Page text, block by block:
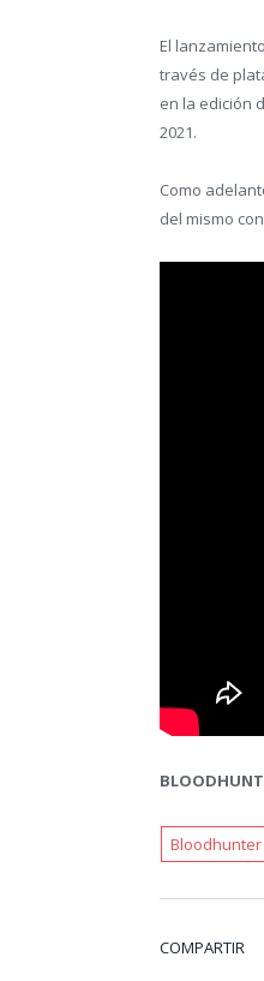
El
través de
en la edición
2021.
Como
del mismo
Bloodhunter
COMPARTIR